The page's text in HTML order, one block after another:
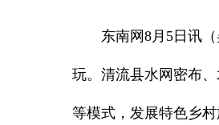
东南网8月5日讯
玩。清流县水网密布
等模式，发展特色乡村